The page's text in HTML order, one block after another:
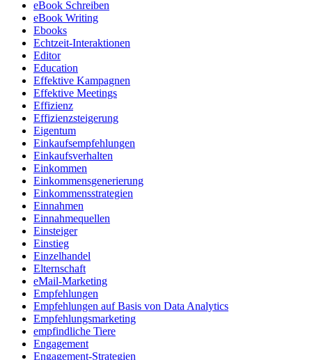
eBook Schreiben
eBook Writing
Ebooks
Echtzeit-Interaktionen
Editor
Education
Effektive Kampagnen
Effektive Meetings
Effizienz
Effizienzsteigerung
Eigentum
Einkaufsempfehlungen
Einkaufsverhalten
Einkommen
Einkommensgenerierung
Einkommensstrategien
Einnahmen
Einnahmequellen
Einsteiger
Einstieg
Einzelhandel
Elternschaft
eMail-Marketing
Empfehlungen
Empfehlungen auf Basis von Data Analytics
Empfehlungsmarketing
empfindliche Tiere
Engagement
Engagement-Strategien